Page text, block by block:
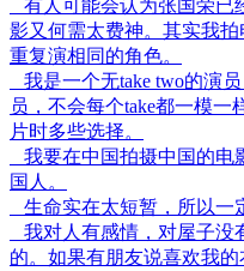
有人可能会认为张国荣已
影又何需太费神。其实我
重复演相同的角色。
我是一个无take two的演
员，不会每个take都一模
片时多些选择。
我要在中国拍摄中国的电
国人。
生命实在太短暂，所以一
我对人有感情，对屋子没
的。如果有朋友说喜欢我